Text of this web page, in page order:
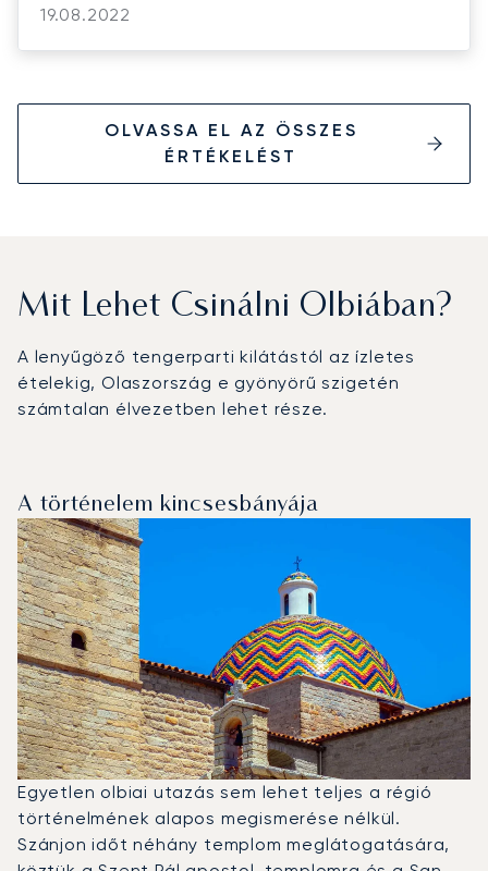
19.08.2022
OLVASSA EL AZ ÖSSZES
ÉRTÉKELÉST
Mit Lehet Csinálni Olbiában?
A lenyűgöző tengerparti kilátástól az ízletes
ételekig, Olaszország e gyönyörű szigetén
számtalan élvezetben lehet része.
A történelem kincsesbányája
Egyetlen olbiai utazás sem lehet teljes a régió
történelmének alapos megismerése nélkül.
Szánjon időt néhány templom meglátogatására,